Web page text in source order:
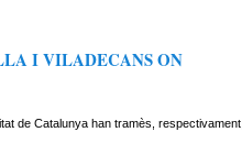
I VILADECANS ON
de Catalunya han tramès, respectivament,